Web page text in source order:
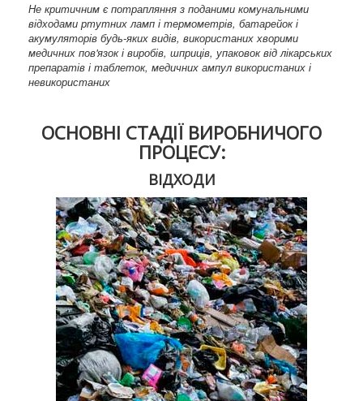
Не критичним є потрапляння з поданими комунальними
відходами ртутних ламп і термометрів, батарейок і
акумуляторів будь-яких видів, використаних хворими
медичних пов'язок і виробів, шприців, упаковок від лікарських
препаратів і таблеток, медичних ампул використаних і
невикористаних
ОСНОВНІ СТАДІЇ ВИРОБНИЧОГО
ПРОЦЕСУ:
ВІДХОДИ